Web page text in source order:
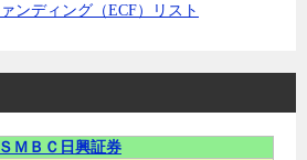
ンディング（ECF）リスト
ＳＭＢＣ日興証券